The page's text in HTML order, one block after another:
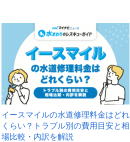
イースマイルの水道修理料金はどれ
くらい？トラブル別の費用目安と相
場比較・内訳を解説